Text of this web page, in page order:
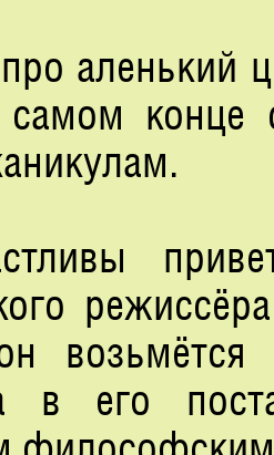
аленький
конце
в его